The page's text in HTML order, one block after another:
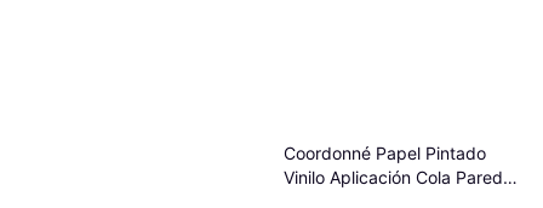
Coordonné Papel Pintado
Vinilo Aplicación Cola Pared